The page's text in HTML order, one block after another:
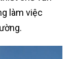
làm việc